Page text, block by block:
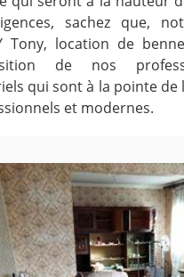
sachez que,
Tony, location de
de nos
qui sont à la pointe de
et modernes.